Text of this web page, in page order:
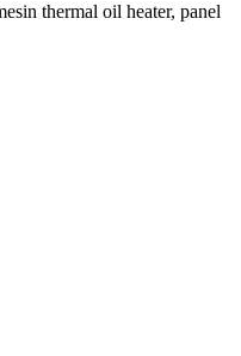
thermal oil heater, panel